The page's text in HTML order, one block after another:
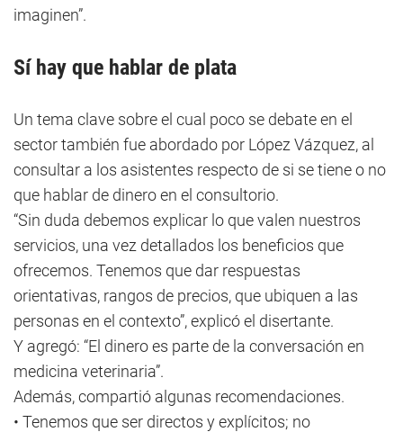
imaginen”.
Sí hay que hablar de plata
Un tema clave sobre el cual poco se debate en el
sector también fue abordado por López Vázquez, al
consultar a los asistentes respecto de si se tiene o no
que hablar de dinero en el consultorio.
“Sin duda debemos explicar lo que valen nuestros
servicios, una vez detallados los beneficios que
ofrecemos. Tenemos que dar respuestas
orientativas, rangos de precios, que ubiquen a las
personas en el contexto”, explicó el disertante.
Y agregó: “El dinero es parte de la conversación en
medicina veterinaria”.
Además, compartió algunas recomendaciones.
• Tenemos que ser directos y explícitos; no